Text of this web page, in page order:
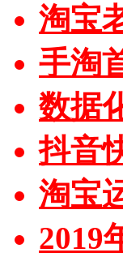
淘宝
手淘
数据
抖音
淘宝
2019